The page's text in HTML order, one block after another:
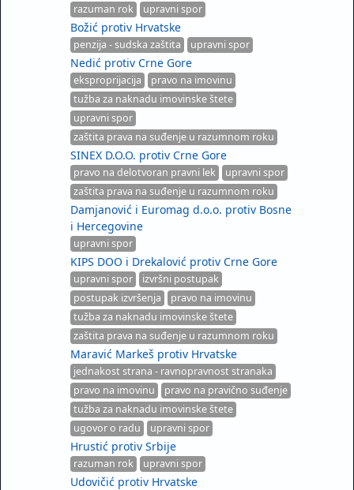
razuman rok upravni spor
Božić protiv Hrvatske
penzija - sudska zaštita upravni spor
Nedić protiv Crne Gore
eksproprijacija
pravo na imovinu
tužba za naknadu imovinske štete
upravni spor
zaštita prava na suđenje u razumnom roku
SINEX D.O.O. protiv Crne Gore
pravo na delotvoran pravni lek
upravni spor
zaštita prava na suđenje u razumnom roku
Damjanović i Euromag d.o.o. protiv Bosne
i Hercegovine
upravni spor
KIPS DOO i Drekalović protiv Crne Gore
upravni spor
izvršni postupak
postupak izvršenja
pravo na imovinu
tužba za naknadu imovinske štete
zaštita prava na suđenje u razumnom roku
Maravić Markeš protiv Hrvatske
jednakost strana - ravnopravnost stranaka
pravo na imovinu
pravo na pravično suđenje
tužba za naknadu imovinske štete
ugovor o radu
upravni spor
Hrustić protiv Srbije
razuman rok upravni spor
Udovičić protiv Hrvatske